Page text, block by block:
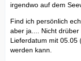
irgendwo auf dem
Find ich persönlich
aber ja.... Nicht
Lieferdatum mit 05.05
werden kann.